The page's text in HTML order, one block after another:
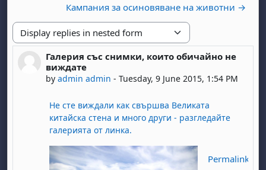
Кампания за осиновяване на животни →
Display mode
Галерия със снимки, които обичайно не
виждате
by admin admin - Tuesday, 9 June 2015, 1:54 PM
Number of replies: 0
Не сте виждали как свършва Великата
китайска стена и много други - разгледайте
галерията от линка.
Permalink